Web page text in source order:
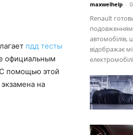
пдд тесты
официальным
помощью этой
на
maxwelhelp -
Renault
подовженням
автомобілів,
відображає